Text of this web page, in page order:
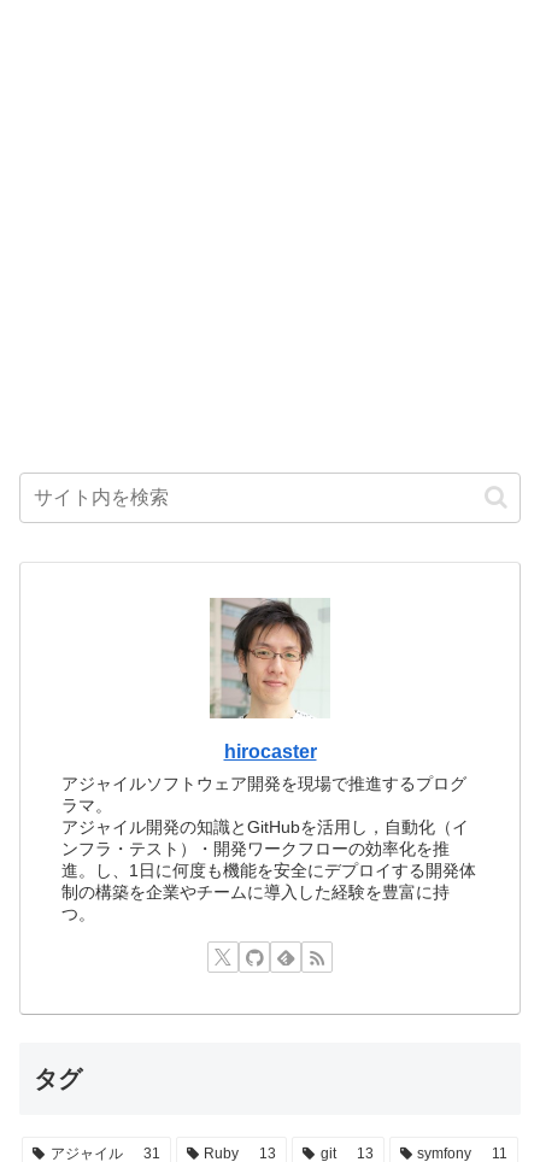
hirocaster
アジャイルソフトウェア開発を現場で推進するプログ
ラマ。
アジャイル開発の知識とGitHubを活用し，自動化（イ
ンフラ・テスト）・開発ワークフローの効率化を推
進。し、1日に何度も機能を安全にデプロイする開発体
制の構築を企業やチームに導入した経験を豊富に持
つ。
タグ
アジャイル 31 Ruby 13 git 13 symfony 11